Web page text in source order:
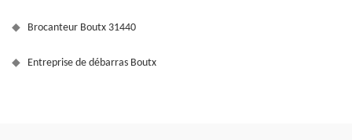
Brocanteur Boutx 31440
Entreprise de débarras Boutx